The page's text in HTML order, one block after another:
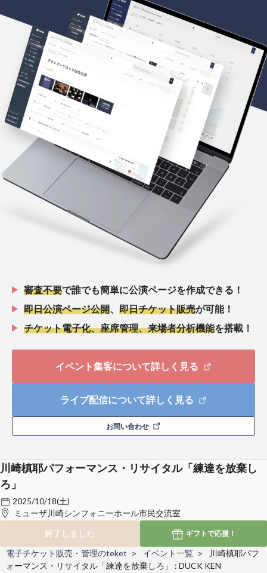
審査不要で誰でも簡単に公演ページを作成できる！
即日公演ページ公開
即日チケット販売が可能！
チケット電子化、座席管理、来場者分析機能を搭載！
イベント集客について詳しく見る
ライブ配信について詳しく見る
お問い合わせ
川崎槙耶パフォーマンス・リサイタル「練達を放棄し
ろ」
2025/10/18(土)
ミューザ川崎シンフォニーホール市民交流室
終了しました
ギフトで応援！
電子チケット販売・管理のteket イベント一覧
川崎槙耶パフ
ォーマンス・リサイタル「練達を放棄しろ」 : DUCK KEN